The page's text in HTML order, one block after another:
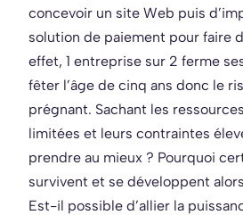
concevoir un site Web puis
solution de paiement pour faire
effet, 1 entreprise sur 2 ferme
fêter l’âge de cinq ans donc le
prégnant. Sachant les
limitées et leurs contraintes
prendre au mieux ? Pourquoi
survivent et se développent
Est-il possible d’allier la